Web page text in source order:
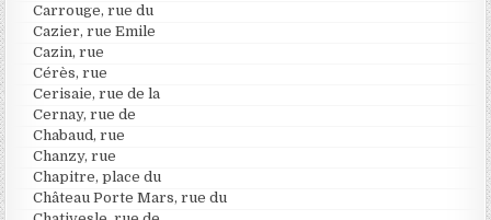
Carrouge, rue du
Cazier, rue Emile
Cazin, rue
Cérès, rue
Cerisaie, rue de la
Cernay, rue de
Chabaud, rue
Chanzy, rue
Chapitre, place du
Château Porte Mars, rue du